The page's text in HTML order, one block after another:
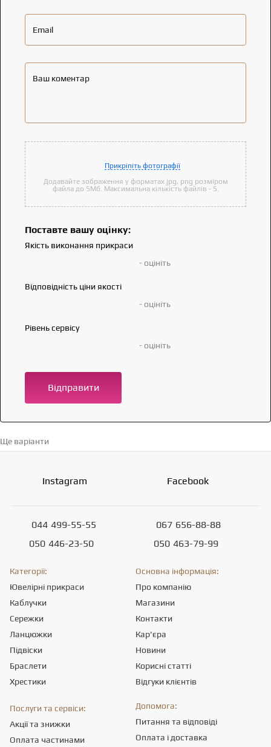
Email
Ваш коментар
Прикріпіть фотографії
Додавайте зображення у форматах jpg, png розміром
файла до 5Мб. Максимальна кількість файлів - 5.
Поставте вашу оцінку:
Якість виконання прикраси
- оцініть
Відповідність ціни якості
- оцініть
Рівень сервісу
- оцініть
Відправити
Ще варіанти
Instagram Facebook
044 499-55-55
050 446-23-50
067 656-88-88
050 463-79-99
Категорії:
Ювелірні прикраси
Каблучки
Сережки
Ланцюжки
Підвіски
Браслети
Хрестики
Основна інформація:
Про компанію
Магазини
Контакти
Кар'єра
Новини
Корисні статті
Відгуки клієнтів
Послуги та сервіси:
Акції та знижки
Оплата частинами
Допомога:
Питання та відповіді
Оплата і доставка